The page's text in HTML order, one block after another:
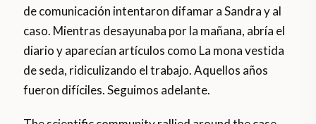
de comunicación intentaron difamar a Sandra y al
caso. Mientras desayunaba por la mañana, abría el
diario y aparecían artículos como La mona vestida
de seda, ridiculizando el trabajo. Aquellos años
fueron difíciles. Seguimos adelante.